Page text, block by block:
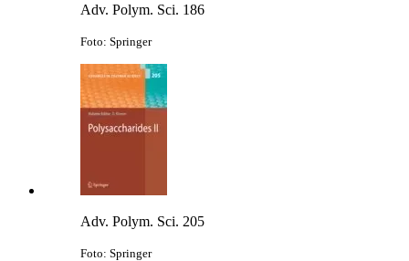
Adv. Polym. Sci. 186
Foto: Springer
Adv. Polym. Sci. 205
Foto: Springer